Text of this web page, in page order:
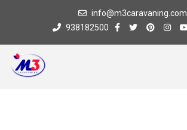
info@m3caravaning.com
938182500